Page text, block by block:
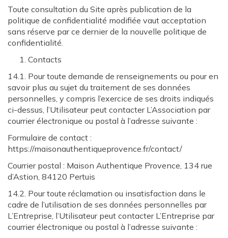
Toute consultation du Site après publication de la
politique de confidentialité modifiée vaut acceptation
sans réserve par ce dernier de la nouvelle politique de
confidentialité.
Contacts
14.1. Pour toute demande de renseignements ou pour en
savoir plus au sujet du traitement de ses données
personnelles, y compris l’exercice de ses droits indiqués
ci-dessus, l’Utilisateur peut contacter L’Association par
courrier électronique ou postal à l’adresse suivante :
Formulaire de contact :
https://maisonauthentiqueprovence.fr/contact/
Courrier postal : Maison Authentique Provence, 134 rue
d’Astion, 84120 Pertuis
14.2. Pour toute réclamation ou insatisfaction dans le
cadre de l’utilisation de ses données personnelles par
L’Entreprise, l’Utilisateur peut contacter L’Entreprise par
courrier électronique ou postal à l’adresse suivante :